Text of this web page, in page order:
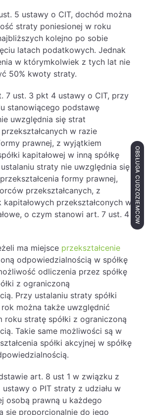
5 ustawy o CIT, dochód można
straty poniesionej w roku
kolejno po sobie
latach podatkowych. Jednak
w którymkolwiek z tych lat nie
50% kwoty straty.
7 ust. 3 pkt 4 ustawy o CIT, przy
stanowiącego podstawę
uwzględnia się strat
w razie
prawnej, z wyjątkiem
kapitałowej w inną spółkę
straty nie uwzględnia się
formy prawnej,
przekształcanych, z
kapitałowych przekształconych w
o czym stanowi art. 7 ust. 4
ma miejsce przekształcenie
odpowiedzialnością w spółkę
odliczenia przez spółkę
z ograniczoną
Przy ustalaniu straty spółki
można także uwzględnić
roku stratę spółki z ograniczoną
Takie same możliwości są w
spółki akcyjnej w spółkę
art. 8 ust 1 w związku z
o PIT straty z udziału w
osobą prawną u każdego
się proporcjonalnie do jego
OBSŁUGA CUDZOZIEMCÓW